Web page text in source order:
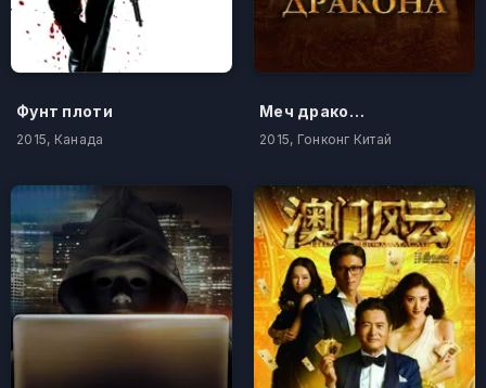
Фунт плоти
2015, Канада
Меч дракона
2015, Гонконг Китай